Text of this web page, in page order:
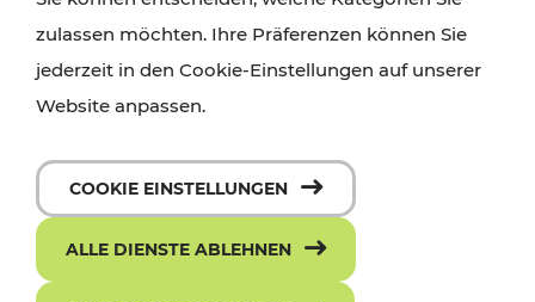
zulassen möchten. Ihre Präferenzen können Sie
jederzeit in den Cookie-Einstellungen auf unserer
Website anpassen.
COOKIE EINSTELLUNGEN
ALLE DIENSTE ABLEHNEN